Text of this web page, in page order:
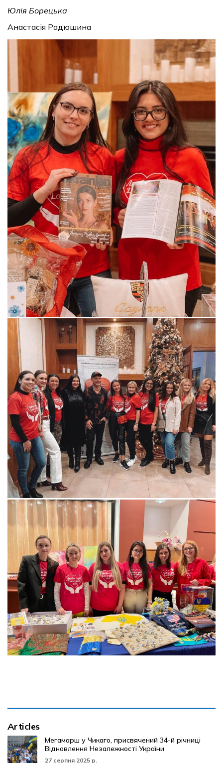
Юлія Борецька
Анастасія Радюшина
Articles
Мегамарш у Чикаго, присвячений 34-й річниці
Відновлення Незалежності України
27 серпня 2025 р.